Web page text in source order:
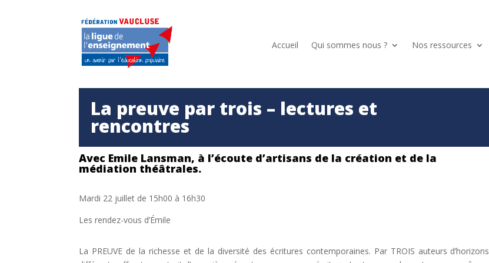
Accueil Qui sommes nous ? Nos ressources
La preuve par trois – lectures et
rencontres
Avec Emile Lansman, à l’écoute d’artisans de la création et de la
médiation théâtrales.
Mardi 22 juillet de 15h00 à 16h30
Les rendez-vous d’Émile
La PREUVE de la richesse et de la diversité des écritures contemporaines. Par TROIS auteurs d’horizons